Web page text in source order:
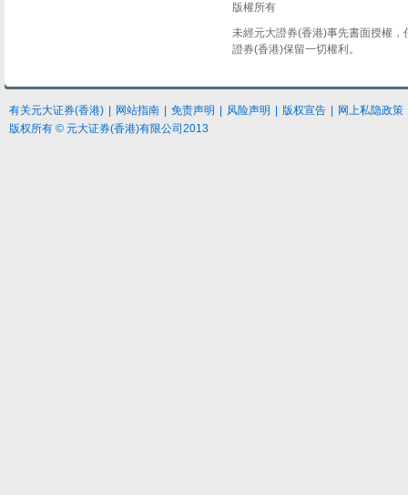
版權所有
未經元大證券(香港)事先書面授權
證券(香港)保留一切權利。
有关元大证券(香港) 网站指南 免责声明 风险声明 版权宣告
网上私隐政策
版权所有 © 元大证券(香港)有限公司2013